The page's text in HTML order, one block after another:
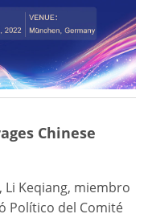
Chinese
Li Keqiang, miembro
Político del Comité